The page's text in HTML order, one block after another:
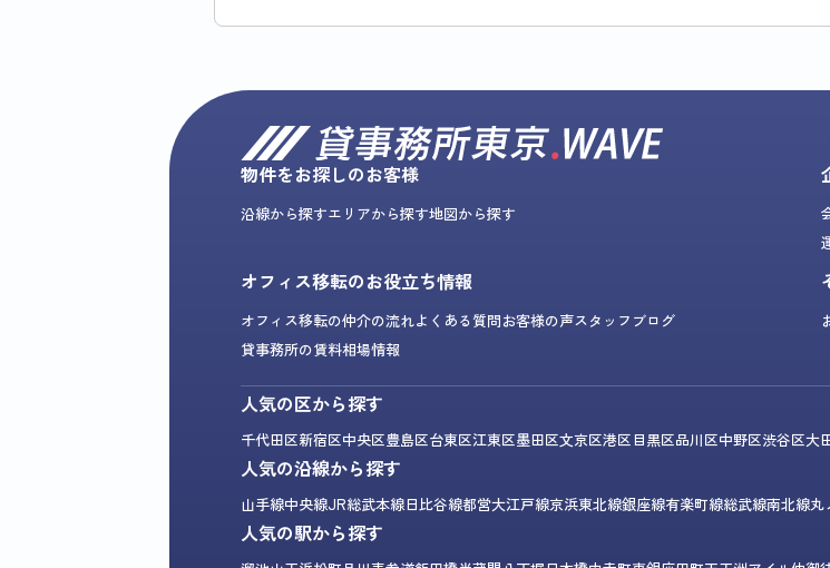
物件をお探しのお客様
沿線から探すエリアから探す地図から探す
オフィス移転のお役立ち情報
オフィス移転の仲介の流れよくある質問お客様の声スタッフブログ
貸事務所の賃料相場情報
人気の区から探す
千代田区新宿区中央区豊島区台東区江東区墨田区文京区港区目黒区品川区中野区渋谷区大
人気の沿線から探す
山手線中央線JR総武本線日比谷線都営大江戸線京浜東北線銀座線有楽町線総武線南北線丸
人気の駅から探す